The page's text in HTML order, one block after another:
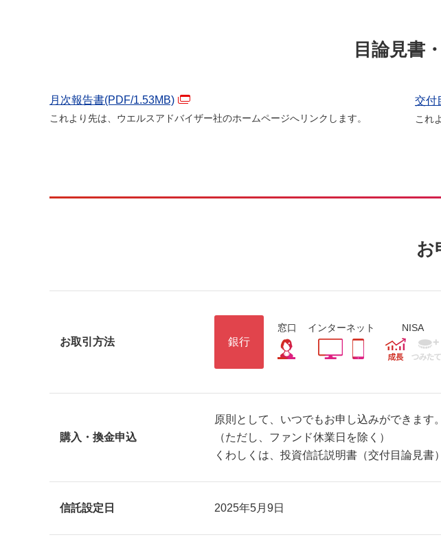
目論見書
月次報告書(PDF/1.53MB)
これより先は、ウエルスアドバイザー社のホームページへリンクします。
交付
これ
お
お取引方法 銀行
窓口 インターネット NISA
購入・換金申込
原則として、いつでもお申し込みができます。
（ただし、ファンド休業日を除く）
くわしくは、投資信託説明書（交付目論見書
信託設定日 2025年5月9日